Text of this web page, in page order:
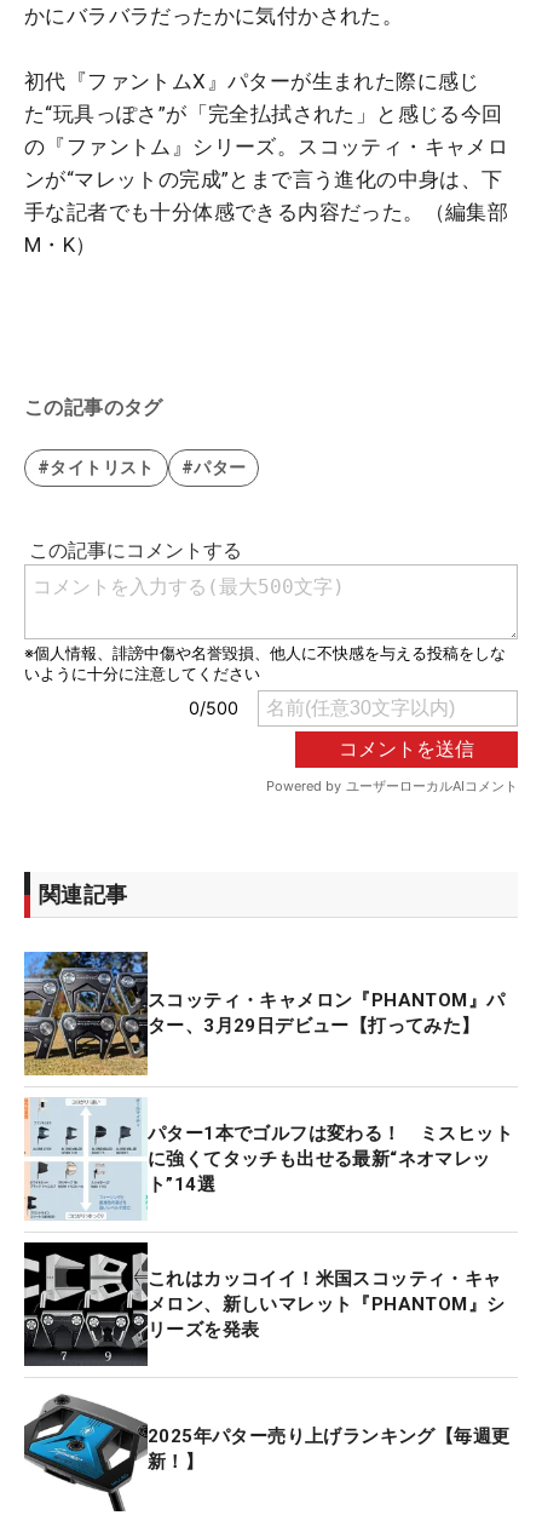
かにバラバラだったかに気付かされた。
初代『ファントムX』パターが生まれた際に感じ
た“玩具っぽさ”が「完全払拭された」と感じる今回
の『ファントム』シリーズ。スコッティ・キャメロ
ンが“マレットの完成”とまで言う進化の中身は、下
手な記者でも十分体感できる内容だった。（編集部
M・K）
この記事のタグ
#タイトリスト #パター
関連記事
スコッティ・キャメロン『PHANTOM』パ
ター、3月29日デビュー【打ってみた】
パター1本でゴルフは変わる！ ミスヒット
に強くてタッチも出せる最新“ネオマレッ
ト”14選
これはカッコイイ！米国スコッティ・キャ
メロン、新しいマレット『PHANTOM』シ
リーズを発表
2025年パター売り上げランキング【毎週更
新！】